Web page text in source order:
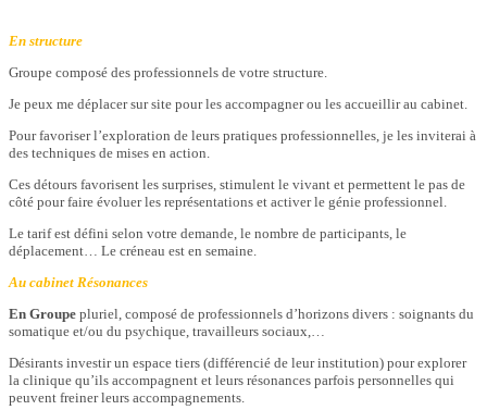
En structure
Groupe composé des professionnels de votre structure.
Je peux me déplacer sur site pour les accompagner ou les accueillir au cabinet.
Pour favoriser l’exploration de leurs pratiques professionnelles, je les inviterai à
des techniques de mises en action.
Ces détours favorisent les surprises, stimulent le vivant et permettent le pas de
côté pour faire évoluer les représentations et activer le génie professionnel.
Le tarif est défini selon votre demande, le nombre de participants, le
déplacement… Le créneau est en semaine.
Au cabinet Résonances
En Groupe pluriel, composé de professionnels d’horizons divers : soignants du
somatique et/ou du psychique, travailleurs sociaux,…
Désirants investir un espace tiers (différencié de leur institution) pour explorer
la clinique qu’ils accompagnent et leurs résonances parfois personnelles qui
peuvent freiner leurs accompagnements.